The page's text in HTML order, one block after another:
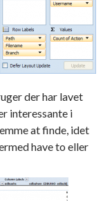
der har lavet
interessante i
at finde, idet
have to eller